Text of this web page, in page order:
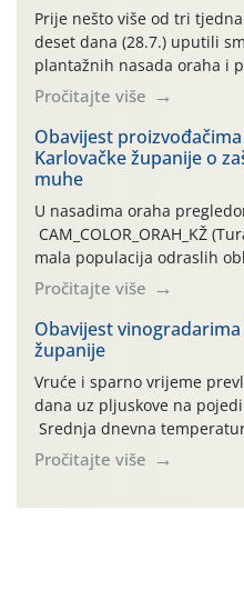
Prije nešto više od tri
deset dana (28.7.) uputili
plantažnih nasada oraha i
leta i ovogodišnjoj potrebi
orahove muhe (Rhagoletis
traje drugi ovogodišnji
izražen zadnja šest dana
temperature zraka
Pročitajte više
Obavijest
Karlovačke županije o
muhe
U nasadima oraha
CAM_COLOR_ORAH_KŽ
mala populacija odraslih
(Rhagoletis completa).
činjenicom da je riječ o
urodom, što je povezano i
jedinki. U starijim
pločama s […]
Pročitajte više
Obavijest
županije
Vruće i sparno vrijeme
dana uz pljuskove na
Srednja dnevna
maksimalne su posljednjih
Simptome plamenjače
Pročitajte više